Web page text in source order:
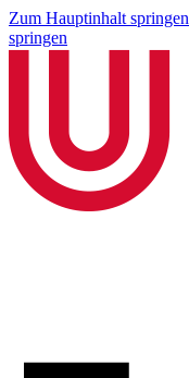
Zum Hauptinhalt springen
springen